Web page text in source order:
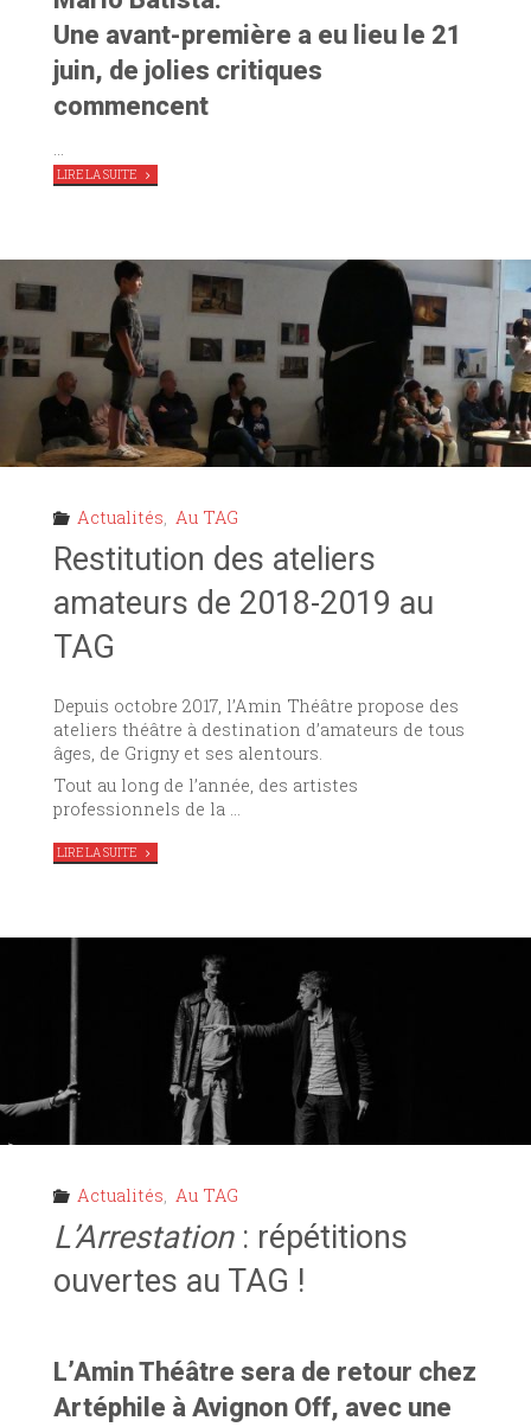
Une avant-première a eu lieu le 21
juin, de jolies critiques
commencent
LIRE LA SUITE" L’ARRESTATION
C’EST
Actualités, Au TAG
Restitution des ateliers
amateurs de 2018-2019 au
TAG
Depuis octobre 2017, l’Amin Théâtre propose des
ateliers théâtre à destination d’amateurs de tous
âges, de Grigny et ses alentours.
Tout au long de l’année, des artistes
professionnels de la …
LIRE LA SUITE"RESTITUTION
DES
2019
Actualités, Au TAG
L’Arrestation: répétitions
ouvertes au TAG !
L’Amin Théâtre sera de retour chez
Artéphile à Avignon Off, avec une